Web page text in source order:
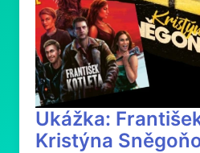
Ukážka:
Kristýna